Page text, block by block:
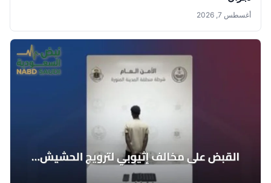
أغسطس 7, 2026